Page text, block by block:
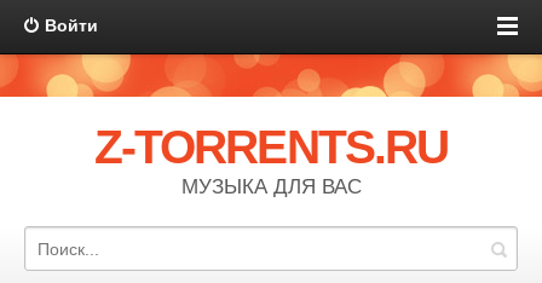
Войти
Z-TORRENTS.RU
МУЗЫКА ДЛЯ ВАС